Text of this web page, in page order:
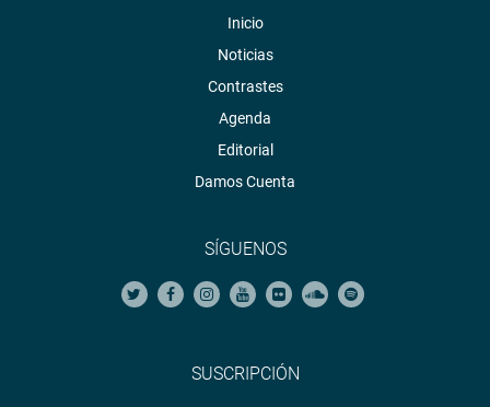
Inicio
Noticias
Contrastes
Agenda
Editorial
Damos Cuenta
SÍGUENOS
SUSCRIPCIÓN